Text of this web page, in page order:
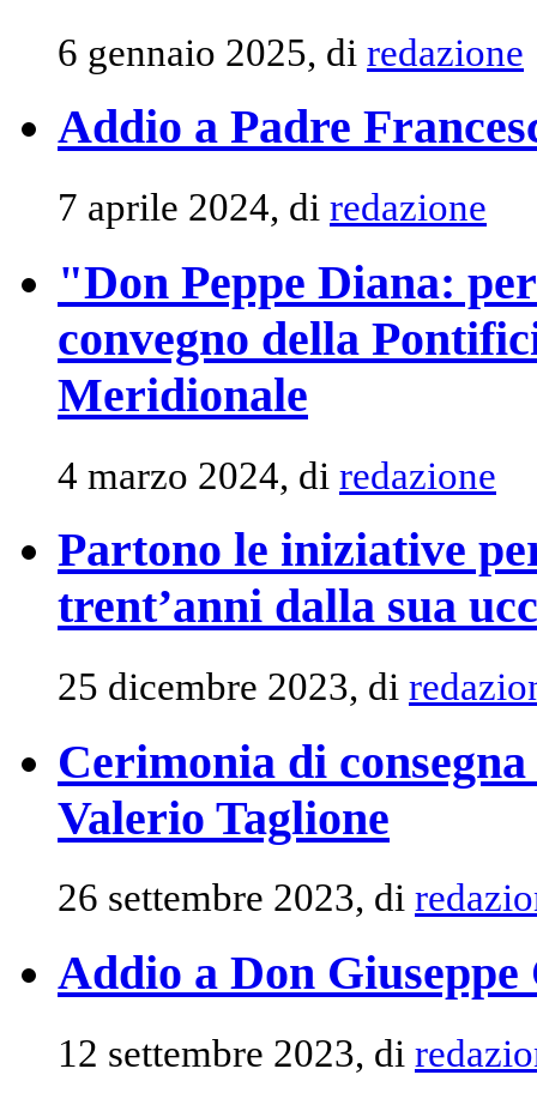
6 gennaio 2025, di redazione
Addio a Padre
7 aprile 2024, di redazione
"Don Peppe Diana:
convegno della
Meridionale
4 marzo 2024, di redazione
Partono le iniziative
trent’anni dalla sua
25 dicembre 2023, di
Cerimonia di
Valerio Taglione
26 settembre 2023, di
Addio a Don Giuseppe
12 settembre 2023, di